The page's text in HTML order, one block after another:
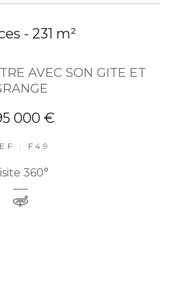
- 231 m²
AVEC SON GITE ET
000 €
: F49
360°